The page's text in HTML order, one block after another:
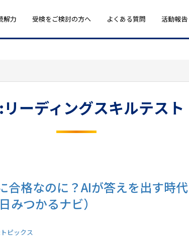
解力 受検をご検討の方へ よくある質問 活動報告
ーディングスキルテスト
合格なのに？AIが答えを出す時
みつかるナビ）
トピックス